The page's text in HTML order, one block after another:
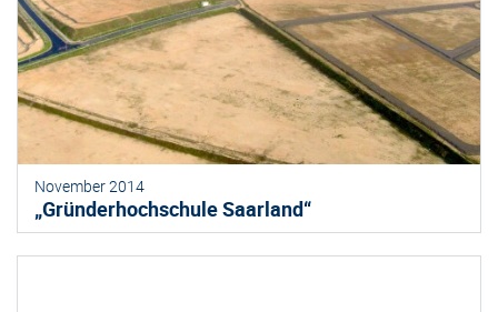
November 2014
„Gründerhochschule Saarland“